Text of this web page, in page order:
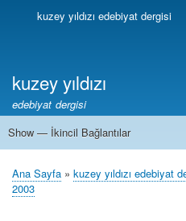
Birincilkuzey yıldızı edebiyat dergisi
kuzey yıldızı
edebiyat dergisi
İkincil
Show — İkincil Bağlantılar
1
2
3
4
5
6
7
8
9
10
11
12
13
Sayfa
Ana Sayfa kuzey yıldızı edebiyat
2003